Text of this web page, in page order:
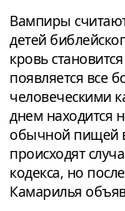
Вампиры
детей
кровь
появляется все
человеческими
днем находится
обычной пищей
происходят
кодекса, но
Камарилья